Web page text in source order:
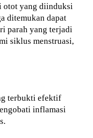
otot yang diinduksi
ditemukan dapat
parah yang terjadi
siklus menstruasi,
terbukti efektif
inflamasi